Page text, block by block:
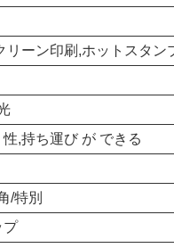
リーン印刷,ホットスタン
,持ち運び が できる
/特別
プ